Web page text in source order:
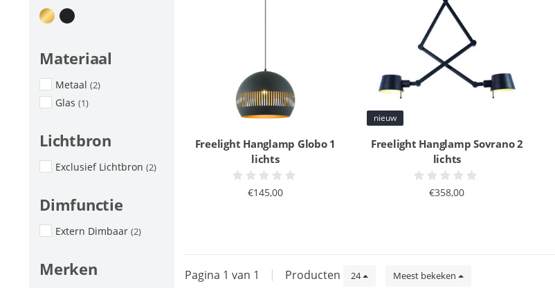
Materiaal
Metaal (2)
Glas (1)
Lichtbron
Exclusief Lichtbron (2)
Dimfunctie
Extern Dimbaar (2)
Merken
Freelight Hanglamp Globo 1
lichts
€145,00
nieuw
Freelight Hanglamp Sovrano 2
lichts
€358,00
Pagina 1 van 1 | Producten 24 Meest bekeken